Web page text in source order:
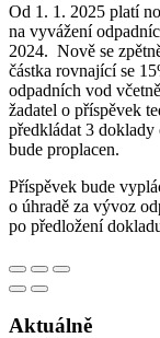
Od 1. 1. 2025 platí
na vyvážení
2024. Nově se
částka rovnající se
odpadních vod
žadatel o příspěvek
předkládat 3 doklady
bude proplacen.
Příspěvek bude
o úhradě za vývoz
po předložení
Aktuálně